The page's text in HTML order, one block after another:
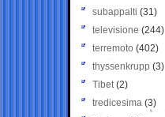
subappalti (31)
televisione(244)
terremoto (402)
thyssenkrupp (3)
Tibet(2)
tredicesima (3)